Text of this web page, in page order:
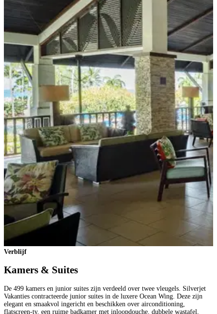
Verblijf
Kamers & Suites
De 499 kamers en junior suites zijn verdeeld over twee vleugels. Silverjet
Vakanties contracteerde junior suites in de luxere Ocean Wing. Deze zijn
elegant en smaakvol ingericht en beschikken over airconditioning,
flatscreen-tv, een ruime badkamer met inloopdouche, dubbele wastafel,